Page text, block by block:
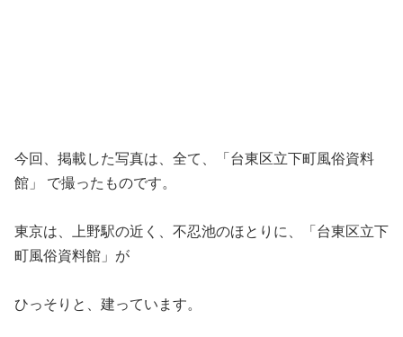
今回、掲載した写真は、全て、「台東区立下町風俗資料
館」 で撮ったものです。
東京は、上野駅の近く、不忍池のほとりに、「台東区立下
町風俗資料館」が
ひっそりと、建っています。